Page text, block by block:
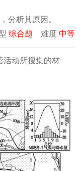
分析其原因。
综合题 难度 中等
活动所搜集的材